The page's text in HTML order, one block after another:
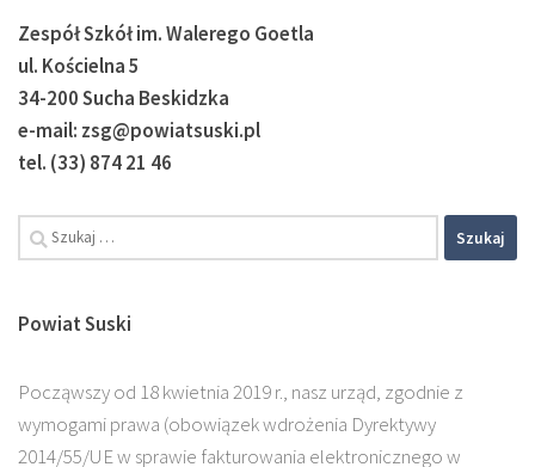
Zespół Szkół im. Walerego Goetla
ul. Kościelna 5
34-200 Sucha Beskidzka
e-mail: zsg@powiatsuski.pl
tel. (33) 874 21 46
Szukaj:
Powiat Suski
Począwszy od 18 kwietnia 2019 r., nasz urząd, zgodnie z
wymogami prawa (obowiązek wdrożenia Dyrektywy
2014/55/UE w sprawie fakturowania elektronicznego w